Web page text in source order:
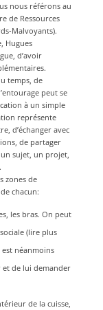
nous référons au
de Ressources
Malvoyants).
Hugues
d’avoir
temps, de
peut se
à un simple
représente
d’échanger avec
de partager
un sujet, un projet,
zones de
chacun:
les bras. On peut
(lire plus
est néanmoins
et de lui demander
de la cuisse,